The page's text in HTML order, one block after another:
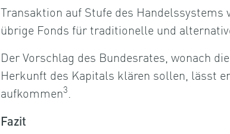
Transaktion auf Stufe des
übrige Fonds für traditionelle und
Der Vorschlag des Bundesrates, wonach
Herkunft des Kapitals klären sollen, lässt
aufkommen3
Fazit